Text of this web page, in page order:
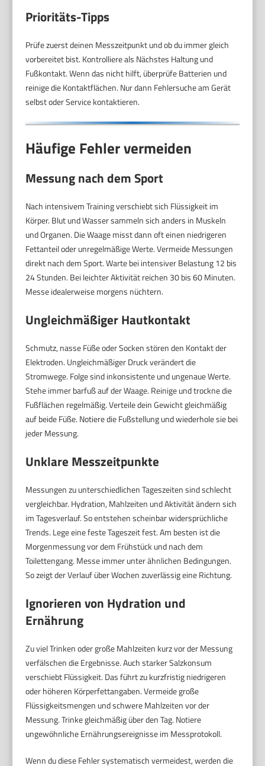
Prioritäts-Tipps
Prüfe zuerst deinen Messzeitpunkt und ob du immer gleich
vorbereitet bist. Kontrolliere als Nächstes Haltung und
Fußkontakt. Wenn das nicht hilft, überprüfe Batterien und
reinige die Kontaktflächen. Nur dann Fehlersuche am Gerät
selbst oder Service kontaktieren.
Häufige Fehler vermeiden
Messung nach dem Sport
Nach intensivem Training verschiebt sich Flüssigkeit im
Körper. Blut und Wasser sammeln sich anders in Muskeln
und Organen. Die Waage misst dann oft einen niedrigeren
Fettanteil oder unregelmäßige Werte. Vermeide Messungen
direkt nach dem Sport. Warte bei intensiver Belastung 12 bis
24 Stunden. Bei leichter Aktivität reichen 30 bis 60 Minuten.
Messe idealerweise morgens nüchtern.
Ungleichmäßiger Hautkontakt
Schmutz, nasse Füße oder Socken stören den Kontakt der
Elektroden. Ungleichmäßiger Druck verändert die
Stromwege. Folge sind inkonsistente und ungenaue Werte.
Stehe immer barfuß auf der Waage. Reinige und trockne die
Fußflächen regelmäßig. Verteile dein Gewicht gleichmäßig
auf beide Füße. Notiere die Fußstellung und wiederhole sie bei
jeder Messung.
Unklare Messzeitpunkte
Messungen zu unterschiedlichen Tageszeiten sind schlecht
vergleichbar. Hydration, Mahlzeiten und Aktivität ändern sich
im Tagesverlauf. So entstehen scheinbar widersprüchliche
Trends. Lege eine feste Tageszeit fest. Am besten ist die
Morgenmessung vor dem Frühstück und nach dem
Toilettengang. Messe immer unter ähnlichen Bedingungen.
So zeigt der Verlauf über Wochen zuverlässig eine Richtung.
Ignorieren von Hydration und
Ernährung
Zu viel Trinken oder große Mahlzeiten kurz vor der Messung
verfälschen die Ergebnisse. Auch starker Salzkonsum
verschiebt Flüssigkeit. Das führt zu kurzfristig niedrigeren
oder höheren Körperfettangaben. Vermeide große
Flüssigkeitsmengen und schwere Mahlzeiten vor der
Messung. Trinke gleichmäßig über den Tag. Notiere
ungewöhnliche Ernährungsereignisse im Messprotokoll.
Wenn du diese Fehler systematisch vermeidest, werden die